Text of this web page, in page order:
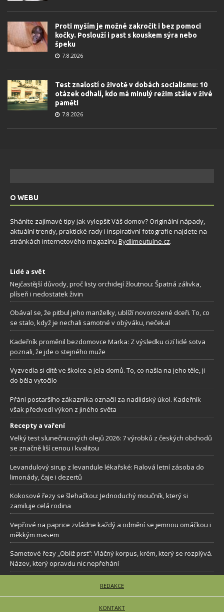
Proti myším je možné zakročit i bez pomoci
kočky. Poslouží i past s kouskem sýra nebo
špeku
7.8.2026
Test znalostí o životě v dobách socialismu: 10
otázek odhalí, kdo má minulý režim stále v živé
paměti
7.8.2026
O WEBU
Sháníte zajímavé tipy jak vylepšit Váš domov? Originální nápady,
aktuální trendy, praktické rady i inspirativní fotografie najdete na
stránkách internetového magazínu Bydlimeutulne.cz.
Lidé a svět
Nejčastější důvody, proč listy orchidejí žloutnou: Špatná zálivka,
plíseň i nedostatek živin
Obával se, že pitbul jeho manželky, ublíží novorozené dceři. To, co
se stalo, když je nechali samotné v obýváku, nečekal
Kadeřník proměnil bezdomovce Marka: Z výsledku cizí lidé sotva
poznali, že jde o stejného muže
Vyzvedla si dítě ve školce a jela domů. To, co našla na jeho těle, ji
do běla vytočilo
Přání postaršího zákazníka označil za nadlidský úkol. Kadeřník
však předvedl výkon z jiného světa
Recepty a vaření
Velký test slunečnicových olejů 2026: 7 výrobků z českých obchodů
se značně liší cenou i kvalitou
Levandulový sirup z levandule lékařské: Fialová letní zásoba do
limonády, čaje i dezertů
Kokosové řezy se šlehačkou: Jednoduchý moučník, který si
zamiluje celá rodina
Vepřové na paprice zvládne každý a odmění se jemnou omáčkou i
měkkým masem
Sametové řezy „Obliž prst”: Vláčný korpus, krém, který se rozplývá.
Název, který opravdu nic nepřehání
REDAKCE
KONTAKT